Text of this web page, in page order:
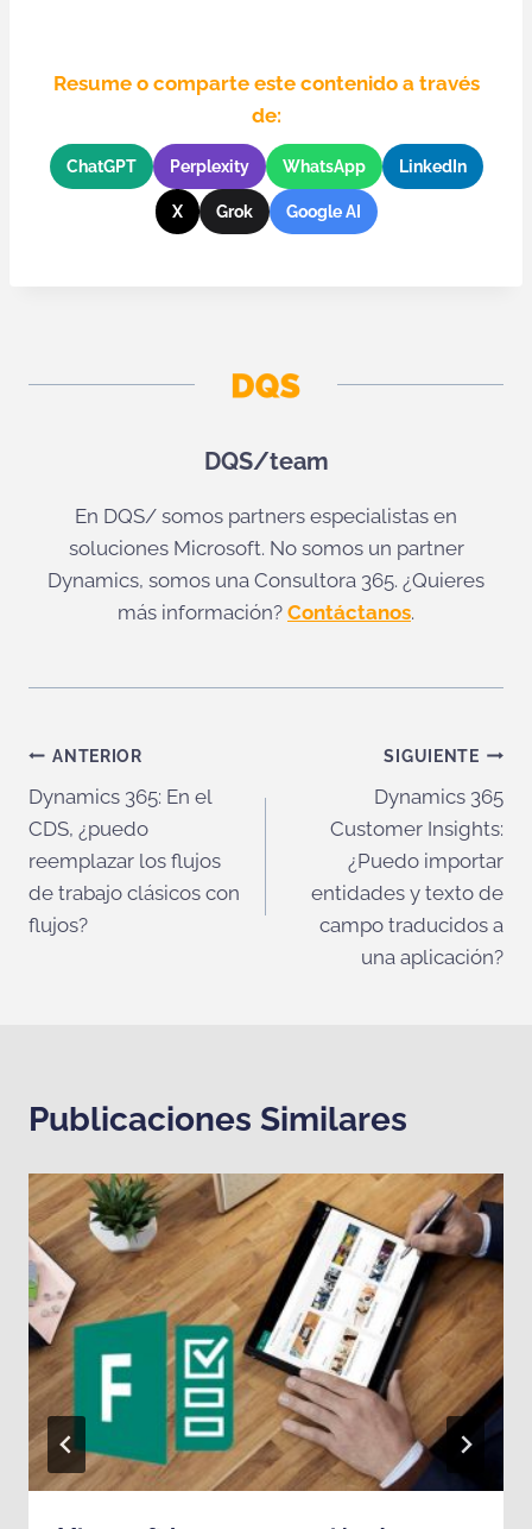
Resume o comparte este contenido a través
de:
ChatGPT Perplexity WhatsApp LinkedIn
X Grok Google AI
DQS/team
En DQS/ somos partners especialistas en
soluciones Microsoft. No somos un partner
Dynamics, somos una Consultora 365. ¿Quieres
más información? Contáctanos.
Navegación
de
entradas
ANTERIOR
Dynamics 365: En el
CDS, ¿puedo
reemplazar los flujos
de trabajo clásicos con
flujos?
SIGUIENTE
Dynamics 365
Customer Insights:
¿Puedo importar
entidades y texto de
campo traducidos a
una aplicación?
Publicaciones Similares